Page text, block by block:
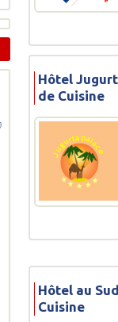
Hôtel
de Cuisine
Hôtel au
Cuisine